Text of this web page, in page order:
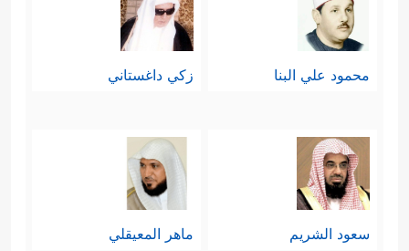
محمود علي البنا زكي داغستاني
سعود الشريم ماهر المعيقلي